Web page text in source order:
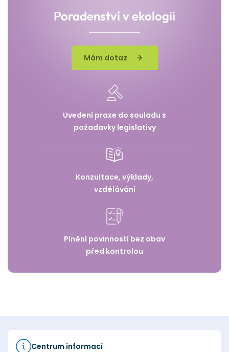
Poradenství v ekologii
Mám dotaz
Uvedení praxe do souladu s
požadavky legislativy
Konzultace, výklady,
vzdělávání
Plnění povinností bez obav
před kontrolou
Centrum informací